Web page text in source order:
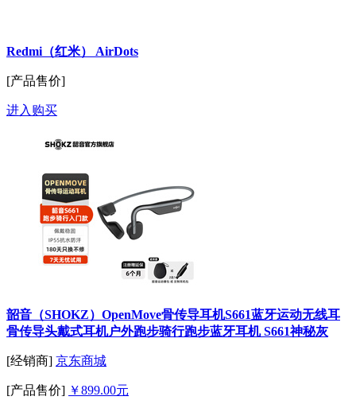
Redmi（红米） AirDots
[产品售价]
进入购买
韶音（SHOKZ）OpenMove骨传导耳机S661蓝牙运动无线耳
骨传导头戴式耳机户外跑步骑行跑步蓝牙耳机 S661神秘灰
[经销商] 京东商城
[产品售价] ￥899.00元